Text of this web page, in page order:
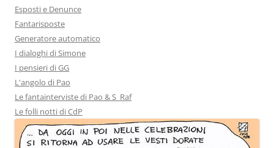
Esposti e Denunce
Fantarisposte
Generatore automatico
I dialoghi di Simone
I pensieri di GG
L'angolo di Pao
Le fantainterviste di Pao & S_Raf
Le folli notti di CdP